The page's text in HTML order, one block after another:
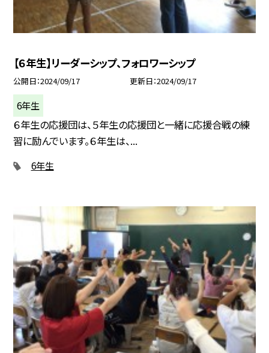
【６年生】リーダーシップ、フォロワーシップ
公開日 2024/09/17 更新日 2024/09/17
6年生
６年生の応援団は、５年生の応援団と一緒に応援合戦の練
習に励んでいます。６年生は、...
6年生